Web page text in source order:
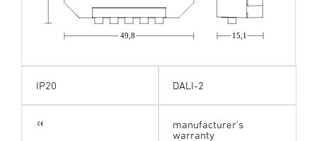
15,1
49,8
IP20 DALI-2
manufacturer's
warranty